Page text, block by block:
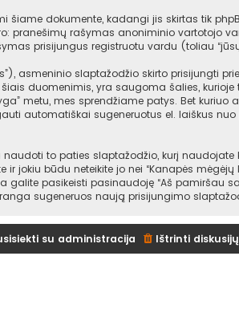
dokumente, kadangi jis skirtas tik
pranešimų rašymas anoniminio vartotojo
prisijungus registruotu vardu (toliau
asmeninio slaptažodžio skirto prisijungti
duomenimis, yra saugoma šalies, kurioje
metu, mes sprendžiame patys. Bet kuriuo
automatiškai sugeneruotus el. laiškus
to paties slaptažodžio, kurį naudojate
jokiu būdu neteikite jo nei “Kanapės mėgėjų
pasikeisti pasinaudoję “Aš pamiršau
sugeneruos naują prisijungimo
Ištrinti
su administracija